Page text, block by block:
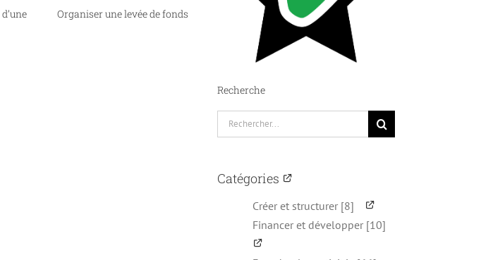
Organiser une levée de fonds
Recherche
Rechercher:
Catégories
Créer et structurer [8]
Financer et développer [10]